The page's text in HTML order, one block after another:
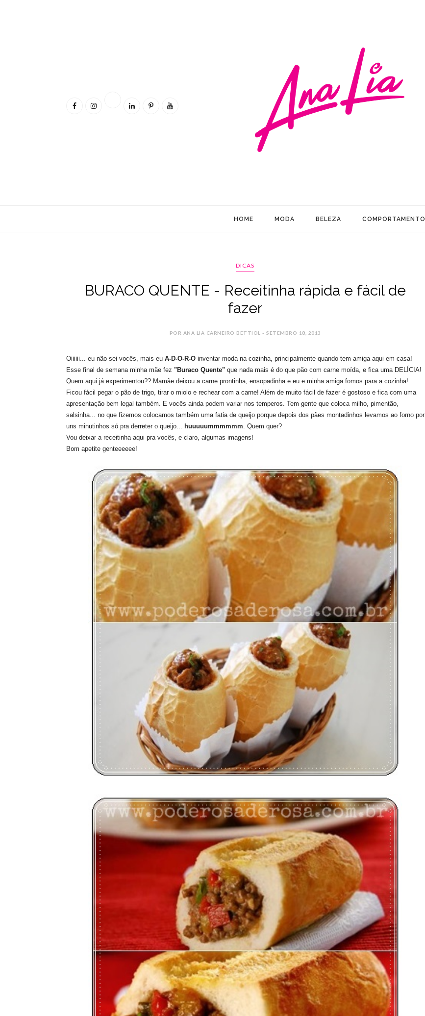
HOME MODA BELEZA COMPORTAMENTO
DICAS
BURACO QUENTE - Receitinha rápida e fácil de
fazer
POR ANA LIA CARNEIRO BETTIOL - SETEMBRO 18, 2013
Oiiiiii... eu não sei vocês, mais eu A-D-O-R-Oinventar moda na cozinha, principalmente quando tem amiga aqui em casa!
Esse final de semana minha mãe fez "Buraco Quente"que nada mais é do que pão com carne moída, e fica uma DELÍCIA!
Quem aqui já experimentou?? Mamãe deixou a carne prontinha, ensopadinha e eu e minha amiga fomos para a cozinha!
Ficou fácil pegar o pão de trigo, tirar o miolo e rechear com a carne! Além de muito fácil de fazer é gostoso e fica com uma
apresentação bem legal também. E vocês ainda podem variar nos temperos. Tem gente que coloca milho, pimentão,
salsinha... no que fizemos colocamos também uma fatia de queijo porque depois dos pães montadinhos levamos ao forno por
uns minutinhos só pra derreter o queijo... huuuuummmmmm. Quem quer?
Vou deixar a receitinha aqui pra vocês, e claro, algumas imagens!
Bom apetite genteeeeee!